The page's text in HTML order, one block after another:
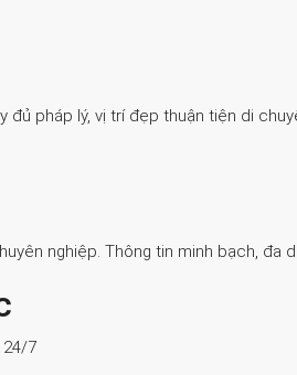
đủ pháp lý, vị trí đẹp thuận tiện di
nghiệp. Thông tin minh bạch, đa
24/7